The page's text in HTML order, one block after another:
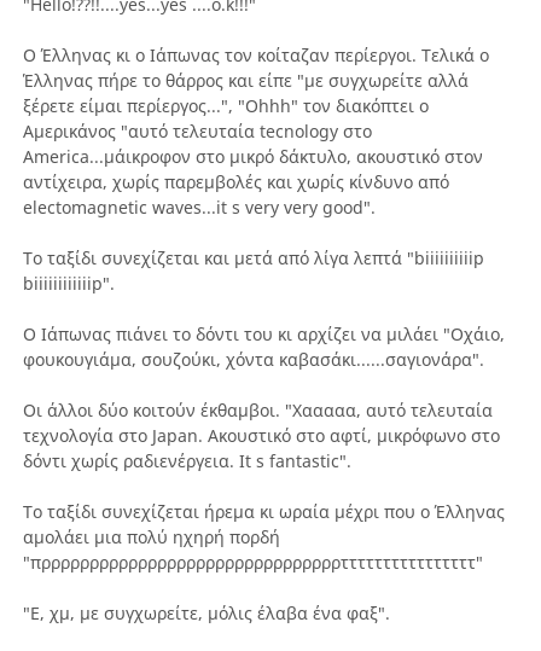
Ο Έλληνας κι ο Ιάπωνας τον κοίταζαν περίεργοι. Τελικά ο
Έλληνας πήρε το θάρρος και είπε "με συγχωρείτε αλλά
ξέρετε είμαι περίεργος...", "Οhhh" τον διακόπτει ο
Αμερικάνος "αυτό τελευταία tecnology στο
America...μάικροφον στο μικρό δάκτυλο, ακουστικό στον
αντίχειρα, χωρίς παρεμβολές και χωρίς κίνδυνο από
electomagnetic waves...it s very very good".
Το ταξίδι συνεχίζεται και μετά από λίγα λεπτά "biiiiiiiiiip
biiiiiiiiiiiip".
Ο Ιάπωνας πιάνει το δόντι του κι αρχίζει να μιλάει "Οχάιο,
φουκουγιάμα, σουζούκι, χόντα καβασάκι......σαγιονάρα".
Οι άλλοι δύο κοιτούν έκθαμβοι. "Χααααα, αυτό τελευταία
τεχνολογία στο Japan. Ακουστικό στο αφτί, μικρόφωνο στο
δόντι χωρίς ραδιενέργεια. It s fantastic".
Το ταξίδι συνεχίζεται ήρεμα κι ωραία μέχρι που ο Έλληνας
αμολάει μια πολύ ηχηρή πορδή
"πρρρρρρρρρρρρρρρρρρρρρρρρρρρρρρρττττττττττττττττ"
"Ε, χμ, με συγχωρείτε, μόλις έλαβα ένα φαξ".